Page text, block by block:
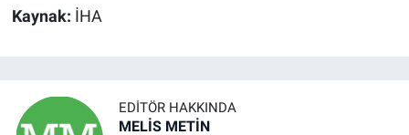
Kaynak: İHA
EDITÖR HAKKINDA
MELİS METİN